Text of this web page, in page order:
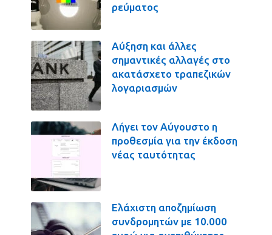
ρεύματος
Αύξηση και άλλες
σημαντικές αλλαγές στο
ακατάσχετο τραπεζικών
λογαριασμών
Λήγει τον Αύγουστο η
προθεσμία για την έκδοση
νέας ταυτότητας
Ελάχιστη αποζημίωση
συνδρομητών με 10.000